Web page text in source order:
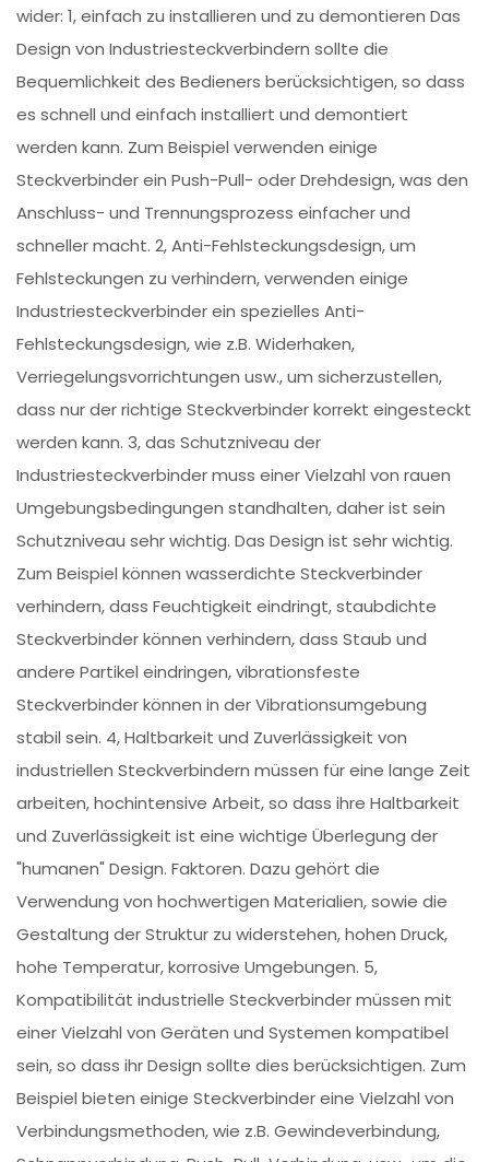
wider: 1, einfach zu installieren und zu demontieren Das
Design von Industriesteckverbindern sollte die
Bequemlichkeit des Bedieners berücksichtigen, so dass
es schnell und einfach installiert und demontiert
werden kann. Zum Beispiel verwenden einige
Steckverbinder ein Push-Pull- oder Drehdesign, was den
Anschluss- und Trennungsprozess einfacher und
schneller macht. 2, Anti-Fehlsteckungsdesign, um
Fehlsteckungen zu verhindern, verwenden einige
Industriesteckverbinder ein spezielles Anti-
Fehlsteckungsdesign, wie z.B. Widerhaken,
Verriegelungsvorrichtungen usw., um sicherzustellen,
dass nur der richtige Steckverbinder korrekt eingesteckt
werden kann. 3, das Schutzniveau der
Industriesteckverbinder muss einer Vielzahl von rauen
Umgebungsbedingungen standhalten, daher ist sein
Schutzniveau sehr wichtig. Das Design ist sehr wichtig.
Zum Beispiel können wasserdichte Steckverbinder
verhindern, dass Feuchtigkeit eindringt, staubdichte
Steckverbinder können verhindern, dass Staub und
andere Partikel eindringen, vibrationsfeste
Steckverbinder können in der Vibrationsumgebung
stabil sein. 4, Haltbarkeit und Zuverlässigkeit von
industriellen Steckverbindern müssen für eine lange Zeit
arbeiten, hochintensive Arbeit, so dass ihre Haltbarkeit
und Zuverlässigkeit ist eine wichtige Überlegung der
"humanen" Design. Faktoren. Dazu gehört die
Verwendung von hochwertigen Materialien, sowie die
Gestaltung der Struktur zu widerstehen, hohen Druck,
hohe Temperatur, korrosive Umgebungen. 5,
Kompatibilität industrielle Steckverbinder müssen mit
einer Vielzahl von Geräten und Systemen kompatibel
sein, so dass ihr Design sollte dies berücksichtigen. Zum
Beispiel bieten einige Steckverbinder eine Vielzahl von
Verbindungsmethoden, wie z.B. Gewindeverbindung,